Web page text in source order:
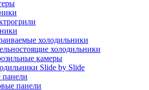
холодильники
холодильники
камеры
Slide by Slide
панели